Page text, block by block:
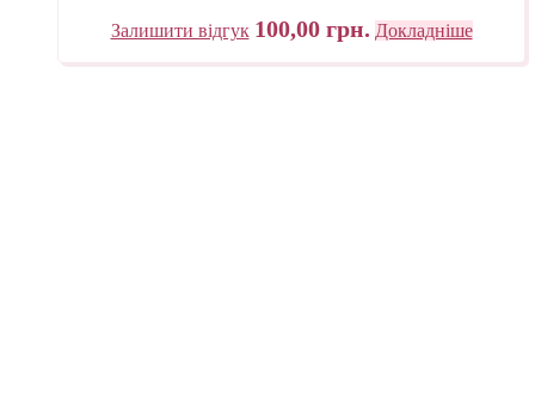
Залишити відгук 100,00 грн. Докладніше